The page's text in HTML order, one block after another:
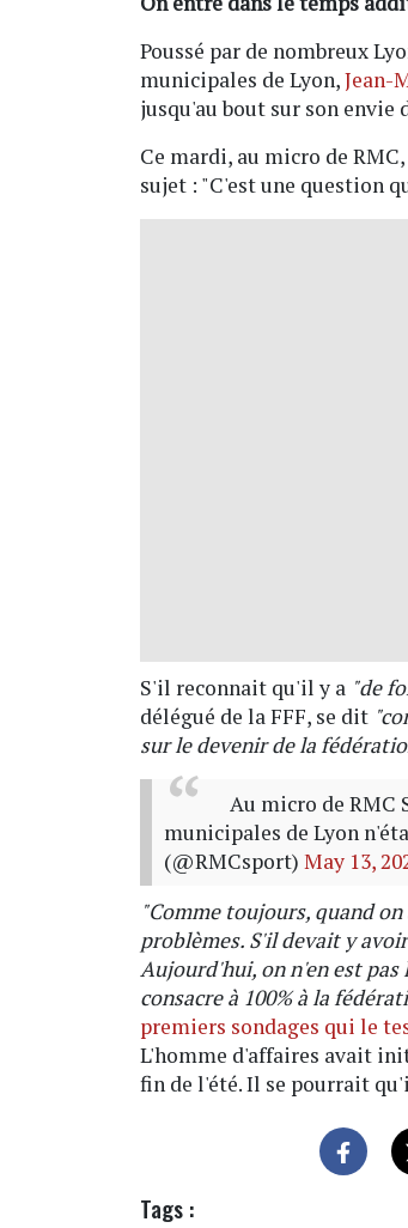
Poussé par de nombreux
municipales de Lyon,Jean-
jusqu'au bout sur son envie
Ce mardi, au micro de
sujet : "C'est une question
S'il reconnait qu'il y a "de
délégué de la FFF, se dit
sur le devenir de la
Au micro de RMC
municipales de Lyon
(@RMCsport) May 13,
"Comme toujours, quand
problèmes. S'il devait y
Aujourd'hui, on n'en est
consacre à 100% à la
premiers sondages qui le
L'homme d'affaires avait
fin de l'été. Il se pourrait
Tags :